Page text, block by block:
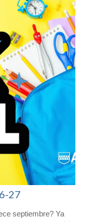
27
septiembre? Ya